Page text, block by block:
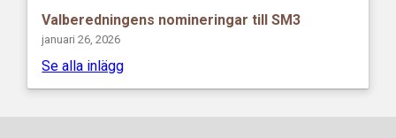
Valberedningens nomineringar till SM3
januari 26, 2026
Se alla inlägg